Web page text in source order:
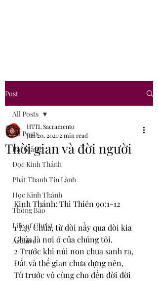
Post
All Posts
Bài Giảng
Đọc Kinh Thánh
Phát Thanh Tin Lành
Học Kinh Thánh
Thông Báo
Life of Christ
Archive
All Posts
Thời gian và đời người
HTTL Sacramento
Jun 20, 2021 2 min read
Kinh Thánh: Thi Thiên 90:1-12
1 Lạy Chúa, từ đời nầy qua đời kia
Chúa là nơi ở của chúng tôi.
2 Trước khi núi non chưa sanh ra,
Đất và thế gian chưa dựng nên,
Từ trước vô cùng cho đến đời đời